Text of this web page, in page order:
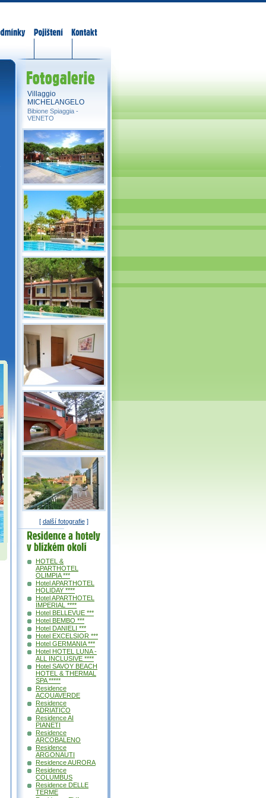
Villaggio
MICHELANGELO
Bibione Spiaggia -
VENETO
[ další fotografie]
Residence a
hotely v okolí
HOTEL &
APARTHOTEL
OLIMPIA ***
Hotel APARTHOTEL
HOLIDAY ****
Hotel APARTHOTEL
IMPERIAL ****
Hotel BELLEVUE ***
Hotel BEMBO ***
Hotel DANIELI ***
Hotel EXCELSIOR ***
Hotel GERMANIA ***
Hotel HOTEL LUNA -
ALL INCLUSIVE ****
Hotel SAVOY BEACH
HOTEL & THERMAL
SPA *****
Residence
ACQUAVERDE
Residence
ADRIATICO
Residence AI
PIANETI
Residence
ARCOBALENO
Residence
ARGONAUTI
Residence AURORA
Residence
COLUMBUS
Residence DELLE
TERME